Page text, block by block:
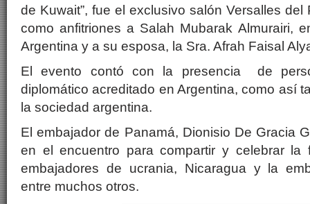
de Kuwait”, fue el exclusivo salón Versalles
como anfitriones a Salah Mubarak Almurairi,
Argentina y a su esposa, la Sra. Afrah Faisal
El evento contó con la presencia de
diplomático acreditado en Argentina, como así
la sociedad argentina.
El embajador de Panamá, Dionisio De Gracia
en el encuentro para compartir y celebrar la
embajadores de ucrania, Nicaragua y la
entre muchos otros.